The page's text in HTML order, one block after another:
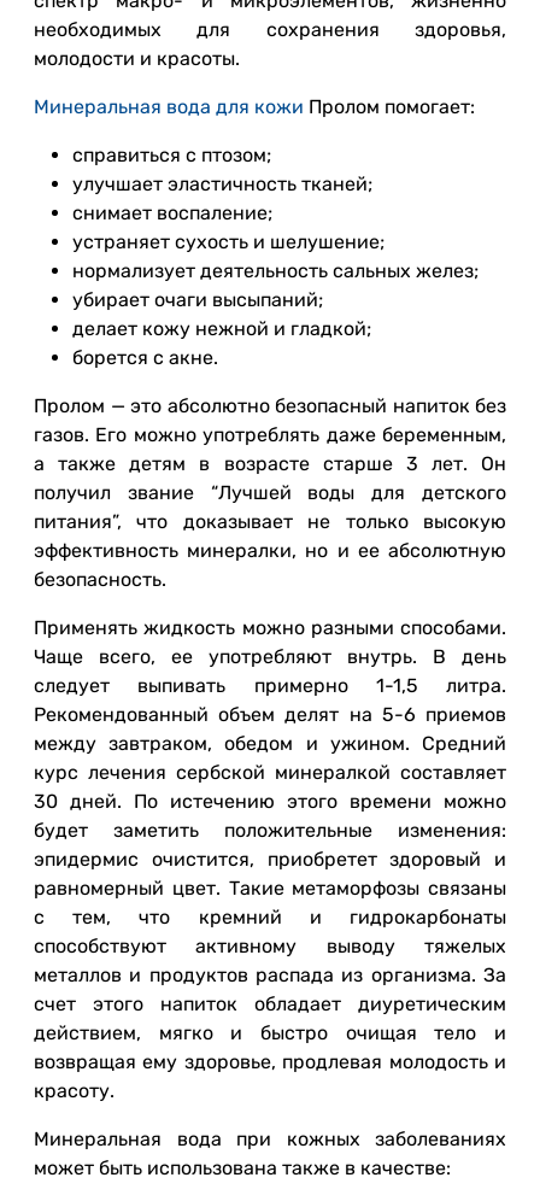
необходимых для сохранения здоровья,
молодости и красоты.
Минеральная вода для кожи Пролом помогает:
справиться с птозом;
улучшает эластичность тканей;
снимает воспаление;
устраняет сухость и шелушение;
нормализует деятельность сальных желез;
убирает очаги высыпаний;
делает кожу нежной и гладкой;
борется с акне.
Пролом — это абсолютно безопасный напиток без
газов. Его можно употреблять даже беременным,
а также детям в возрасте старше 3 лет. Он
получил звание “Лучшей воды для детского
питания”, что доказывает не только высокую
эффективность минералки, но и ее абсолютную
безопасность.
Применять жидкость можно разными способами.
Чаще всего, ее употребляют внутрь. В день
следует выпивать примерно 1-1,5 литра.
Рекомендованный объем делят на 5-6 приемов
между завтраком, обедом и ужином. Средний
курс лечения сербской минералкой составляет
30 дней. По истечению этого времени можно
будет заметить положительные изменения:
эпидермис очистится, приобретет здоровый и
равномерный цвет. Такие метаморфозы связаны
с тем, что кремний и гидрокарбонаты
способствуют активному выводу тяжелых
металлов и продуктов распада из организма. За
счет этого напиток обладает диуретическим
действием, мягко и быстро очищая тело и
возвращая ему здоровье, продлевая молодость и
красоту.
Минеральная вода при кожных заболеваниях
может быть использована также в качестве: